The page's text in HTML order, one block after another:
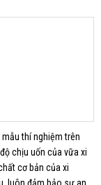
thí nghiệm trên
chịu uốn của vữa xi
cơ bản của xi
luôn đảm bảo sự an